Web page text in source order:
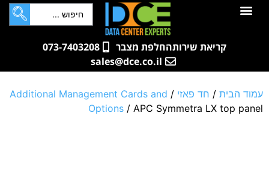
לתוכן
קריאת שירותהחלפת מצבר
073-7403208
sales@dce.co.il
עמוד הבית / חד פאזי /
Additional Management Cards and
Options / APC Symmetra LX top panel